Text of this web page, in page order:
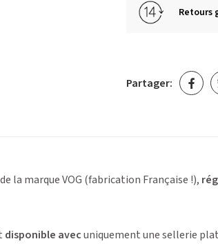
Retours
Partager:
la marque VOG (fabrication Française !),
disponible avecuniquement une sellerie